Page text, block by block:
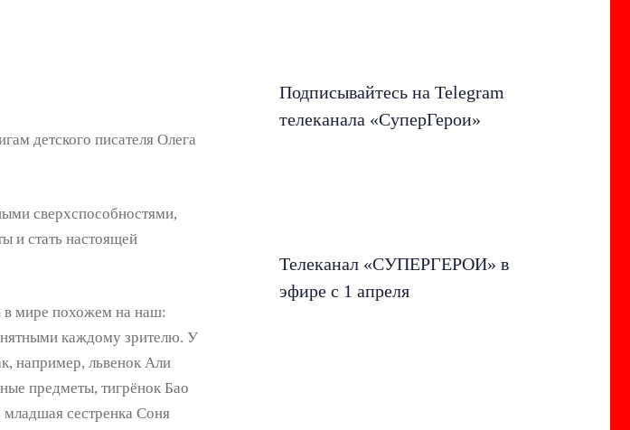
детского писателя Олега
сверхспособностями,
и стать настоящей
в мире похожем на наш:
каждому зрителю. У
например, львенок Али
предметы, тигрёнок Бао
младшая сестренка Соня
Подписывайтесь на Telegram
телеканала «СуперГерои»
Телеканал «СУПЕРГЕРОИ» в
эфире с 1 апреля